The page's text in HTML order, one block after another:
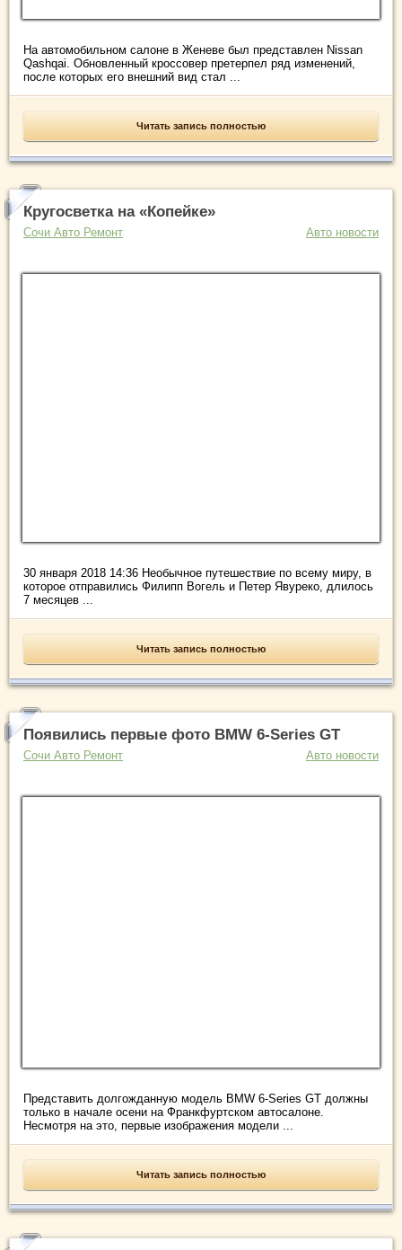
На автомобильном салоне в Женеве был представлен Nissan
Qashqai. Обновленный кроссовер претерпел ряд изменений,
после которых его внешний вид стал ...
Читать запись полностью
Кругосветка на «Копейке»
Сочи Авто Ремонт Авто новости
30 января 2018 14:36 Необычное путешествие по всему миру, в
которое отправились Филипп Вогель и Петер Явуреко, длилось
7 месяцев ...
Читать запись полностью
Появились первые фото BMW 6-Series GT
Сочи Авто Ремонт Авто новости
Представить долгожданную модель BMW 6-Series GT должны
только в начале осени на Франкфуртском автосалоне.
Несмотря на это, первые изображения модели ...
Читать запись полностью